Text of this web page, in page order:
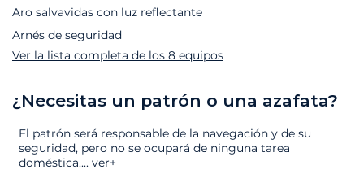
Aro salvavidas con luz reflectante
Arnés de seguridad
Ver la lista completa de los 8 equipos
¿Necesitas un patrón o una azafata?
El patrón será responsable de la navegación y de su
seguridad, pero no se ocupará de ninguna tarea
doméstica.... ver+